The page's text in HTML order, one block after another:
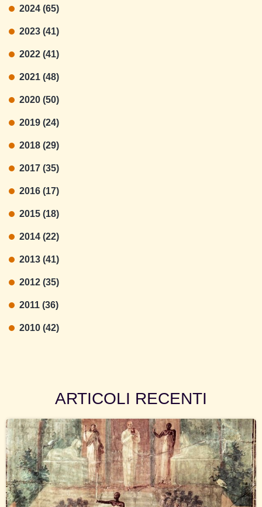
2024 (65)
2023 (41)
2022 (41)
2021 (48)
2020 (50)
2019 (24)
2018 (29)
2017 (35)
2016 (17)
2015 (18)
2014 (22)
2013 (41)
2012 (35)
2011 (36)
2010 (42)
ARTICOLI RECENTI